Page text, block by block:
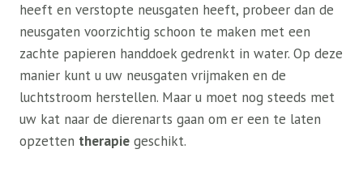
heeft en verstopte neusgaten heeft, probeer dan de
neusgaten voorzichtig schoon te maken met een
zachte papieren handdoek gedrenkt in water. Op deze
manier kunt u uw neusgaten vrijmaken en de
luchtstroom herstellen. Maar u moet nog steeds met
uw kat naar de dierenarts gaan om er een te laten
opzetten therapie geschikt.